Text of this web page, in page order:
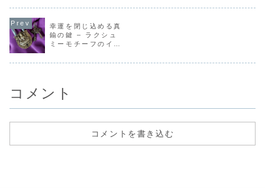
た、真鍮製のブラ
スロック（南京
錠）です。富と豊
かさの女神として
知られるラクシュ
インが融合したこ
ンテリアのアクセ
ントとして素晴ら
しい存在感を発...
したこのアイテム
クなデザイ
幸運を閉じ込める真
鍮の鍵 – ラクシュ
ミーモチーフのイン
コメント
コメントを書き込む